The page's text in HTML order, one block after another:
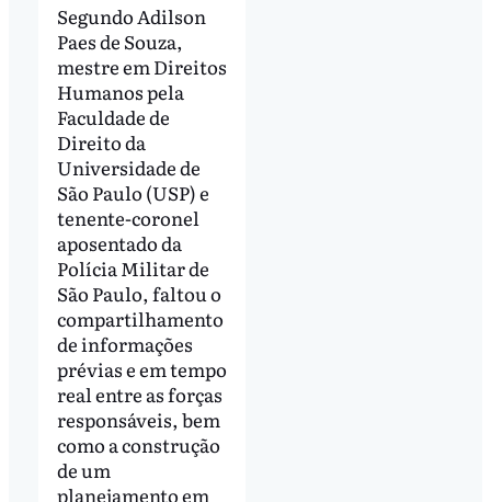
Segundo Adilson
Paes de Souza,
mestre em Direitos
Humanos pela
Faculdade de
Direito da
Universidade de
São Paulo (USP) e
tenente-coronel
aposentado da
Polícia Militar de
São Paulo, faltou o
compartilhamento
de informações
prévias e em tempo
real entre as forças
responsáveis, bem
como a construção
de um
planejamento em